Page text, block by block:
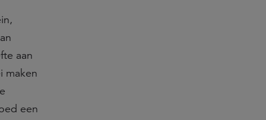
aan
maken
een